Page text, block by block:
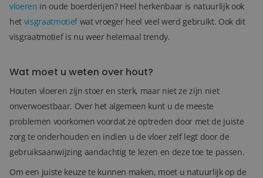
Blog
Over ons
Tegelviewer
Reviews
Contact
vloeren in oude boerderijen? Heel herkenbaar is natuurlijk ook
het visgraatmotief wat vroeger heel veel werd gebruikt. Ook dit
visgraatmotief is nu weer helemaal trendy.
Wat moet u weten over hout?
Houten vloeren zijn stoer en sterk, maar niet ze zijn niet
onverwoestbaar. Over het algemeen kunt u de meeste
problemen voorkomen voordat ze optreden door met de juiste
zorg te onderhouden en indien u de vloer zelf legt door de
gebruiksaanwijzing aandachtig te lezen en deze toe te passen.
Om een juiste keuze te kunnen maken, moet u natuurlijk op de